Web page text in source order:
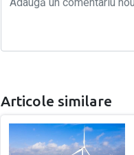
Articole similare